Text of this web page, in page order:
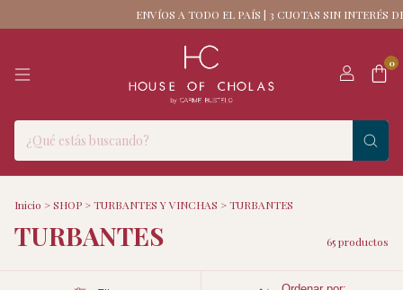
ENVÍOS A TODO EL PAÍS | 3 CUOTAS SIN INTERÉS DESDE $130.000
0
Inicio >SHOP >TURBANTES Y VINCHAS >TURBANTES
TURBANTES 65 productos